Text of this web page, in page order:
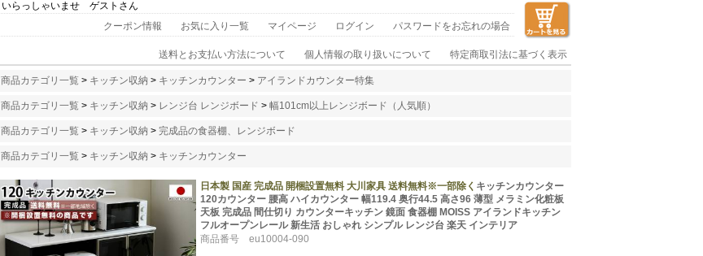
いらっしゃいませ ゲストさん
クーポン情報
お気に入り一覧 マイページ ログイン パスワードをお忘れの場合
送料とお支払い方法について 個人情報の取り扱いについて 特定商取引法に基づく表示
商品カテゴリ一覧 > キッチン収納 > キッチンカウンター > アイランドカウンター特集
商品カテゴリ一覧 > キッチン収納 > レンジ台 レンジボード > 幅101cm以上レンジボード（人気順）
商品カテゴリ一覧 > キッチン収納 > 完成品の食器棚、レンジボード
商品カテゴリ一覧 > キッチン収納 > キッチンカウンター
日本製 国産 完成品 開梱設置無料 大川家具 送料無料※一部除く キッチンカウンター
120カウンター 腰高 ハイカウンター 幅119.4 奥行44.5 高さ96 薄型 メラミン化粧板
天板 完成品 間仕切り カウンターキッチン 鏡面 食器棚 MOISS アイランドキッチン
フルオープンレール 新生活 おしゃれ シンプル レンジ台 楽天 インテリア
商品番号 eu10004-090